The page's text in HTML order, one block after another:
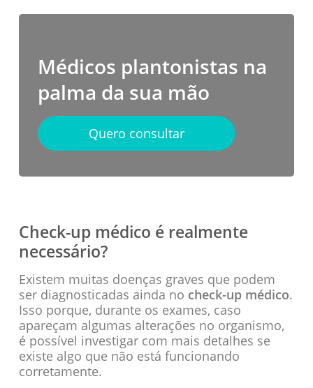
Médicos plantonistas na
palma da sua mão
Quero consultar
Check-up médico é realmente
necessário?
Existem muitas doenças graves que podem
ser diagnosticadas ainda no check-up médico.
Isso porque, durante os exames, caso
apareçam algumas alterações no organismo,
é possível investigar com mais detalhes se
existe algo que não está funcionando
corretamente.